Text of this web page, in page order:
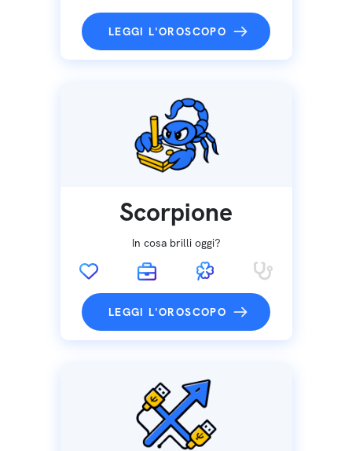
LEGGI L'OROSCOPO
Scorpione
In cosa brilli oggi?
LEGGI L'OROSCOPO